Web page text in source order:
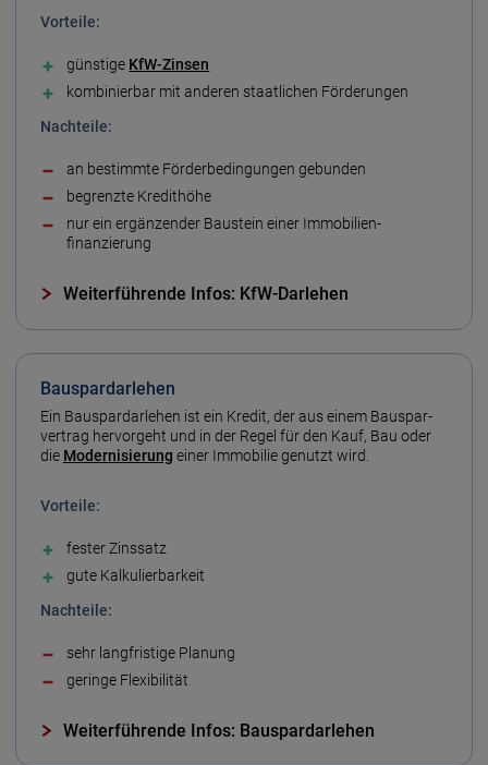
Vorteile:
günstige KfW-Zinsen
kombinierbar mit anderen staatlichen Förderungen
Nachteile:
an bestimmte Förder­bedingungen gebunden
begrenzte Kredit­höhe
nur ein ergänzender Bau­stein einer Immobilien­
finanzierung
Weiterführende Infos: KfW-Darlehen
Bauspardarlehen
Ein Bau­spar­darlehen ist ein Kredit, der aus einem Bau­spar­
vertrag hervor­geht und in der Regel für den Kauf, Bau oder
die Modernisierung einer Immobilie genutzt wird.
Vorteile:
fester Zins­satz
gute Kalkulierbar­keit
Nachteile:
sehr lang­fristige Planung
geringe Flexibilität
Weiterführende Infos: Bauspardarlehen